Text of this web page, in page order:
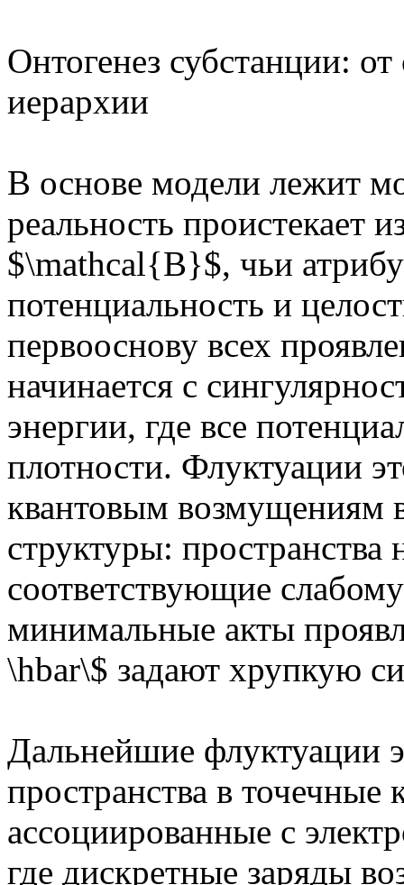
Онтогенез субстанции:
иерархии
В основе модели лежит
реальность проистекает
$\mathcal{B}$, чьи
потенциальность и
первооснову всех
начинается с
энергии, где все
плотности. Флуктуации
квантовым возмущениям
структуры: пространства
соответствующие
минимальные акты
\hbar\$ задают хрупкую
Дальнейшие флуктуации
пространства в точечные
ассоциированные с
где дискретные заряды